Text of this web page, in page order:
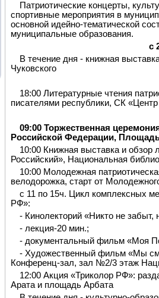
Патриотические концерты,
спортивные мероприятия в
основной идейно-тематической
муниципальные образования.
с
В течение дня - книжная
Чуковского
18:00 Литературные чтения
писателями республики, СК
09:00 Торжественная
Российской Федерации,
10:00 Книжная выставка и обзор
Российский», Национальная
10:00 Молодежная
велодорожка, старт от
с 11 по 15ч. Цикл комплексных
РФ»:
- Кинолекторий «Никто не забыт,
- лекция-20 мин.;
- документальный фильм «Моя
- Художественный фильм «Мы
Конференц-зал, зал №2/3 этаж
12:00 Акция «Триколор РФ»:
Арата и площадь Арбата